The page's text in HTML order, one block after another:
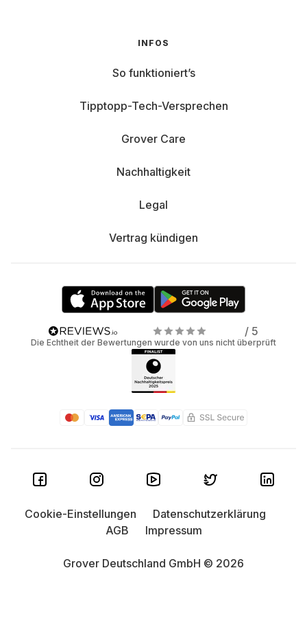
INFOS
So funktioniert’s
Tipptopp-Tech-Versprechen
Grover Care
Nachhaltigkeit
Legal
Vertrag kündigen
/ 5
Die Echtheit der Bewertungen wurde von uns nicht überprüft
Grover Deutschland GmbH © 2026
Cookie-Einstellungen
Datenschutzerklärung
AGB
Impressum